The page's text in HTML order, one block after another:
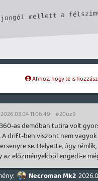
mellett a
Ahhoz, hogy te is
2026.03.04 11:06:49 #20uz9
as demóban tutira volt
A drift-ben viszont nem
se. Helyette, úgy
az előzményekből engedi-e
Necroman Mk2